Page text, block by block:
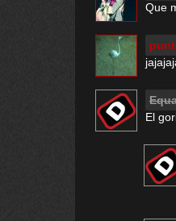
Que
El